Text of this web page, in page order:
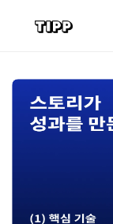
코치 등록
로그인